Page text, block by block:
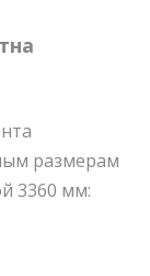
размерам
3360 мм: